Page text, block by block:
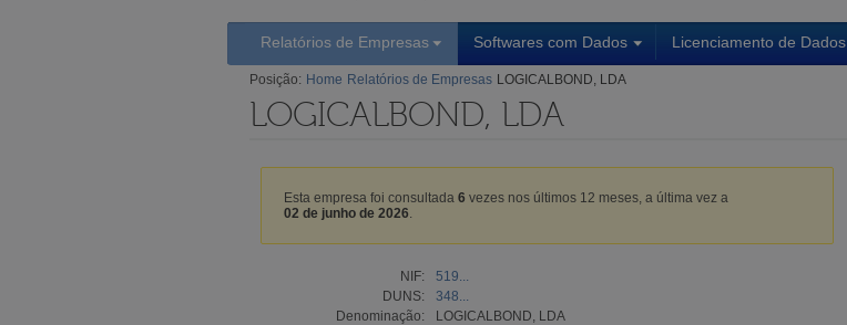
Relatórios de Empresas Softwares com Dados Licenciamento de Dados
Posição: Home Relatórios de Empresas LOGICALBOND, LDA
LOGICALBOND, LDA
Esta empresa foi consultada 6 vezes nos últimos 12 meses, a última vez a
02 de junho de 2026
NIF:
519...
DUNS:
348...
Denominação:
LOGICALBOND, LDA